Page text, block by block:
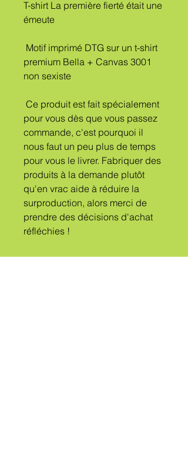
T-shirt La première fierté était une
émeute
premium Bella + Canvas 3001
non sexiste
pour vous dès que vous passez
commande, c'est pourquoi il
nous faut un peu plus de temps
pour vous le livrer. Fabriquer des
produits à la demande plutôt
qu'en vrac aide à réduire la
surproduction, alors merci de
prendre des décisions d'achat
réfléchies !